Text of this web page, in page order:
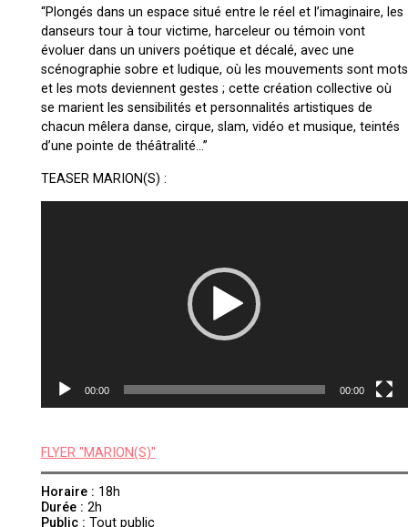
“Plongés dans un espace situé entre le réel et l’imaginaire, les
danseurs tour à tour victime, harceleur ou témoin vont
évoluer dans un univers poétique et décalé, avec une
scénographie sobre et ludique, où les mouvements sont mots
et les mots deviennent gestes ; cette création collective où
se marient les sensibilités et personnalités artistiques de
chacun mêlera danse, cirque, slam, vidéo et musique, teintés
d’une pointe de théâtralité…”
TEASER MARION(S) :
00:00 00:00
FLYER "MARION(S)"
Horaire : 18h
Durée : 2h
Public : Tout public